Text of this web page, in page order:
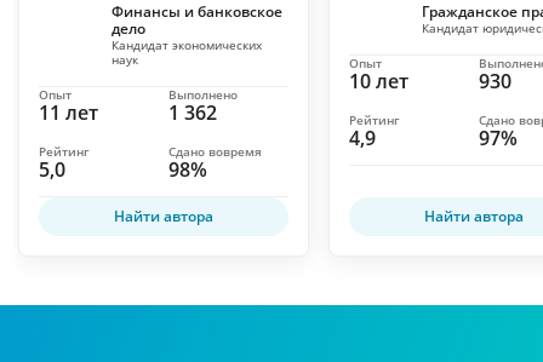
Финансы и банковское
дело
Кандидат экономических
наук
11 лет
Опыт
1 362
Выполнено
5,0
Рейтинг
98%
Сдано вовремя
Найти автора
Гражданское
Кандидат
10 лет
Опыт
930
4,9
Рейтинг
97%
Сдано
Найти автора